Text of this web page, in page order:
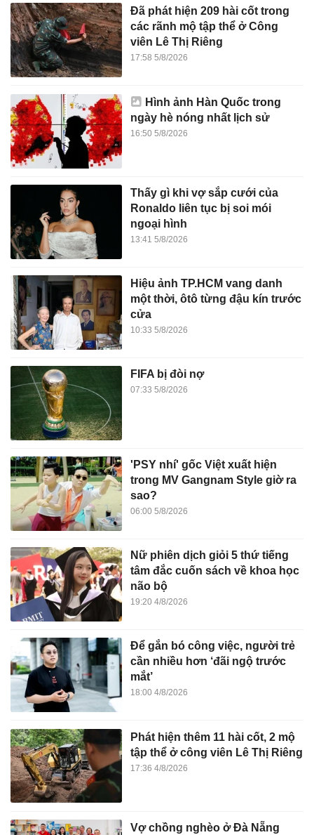
Đã phát hiện 209 hài cốt trong
các rãnh mộ tập thể ở Công
viên Lê Thị Riêng
17:58 5/8/2026
Hình ảnh Hàn Quốc trong
ngày hè nóng nhất lịch sử
16:50 5/8/2026
Thấy gì khi vợ sắp cưới của
Ronaldo liên tục bị soi mói
ngoại hình
13:41 5/8/2026
Hiệu ảnh TP.HCM vang danh
một thời, ôtô từng đậu kín trước
cửa
10:33 5/8/2026
FIFA bị đòi nợ
07:33 5/8/2026
'PSY nhí' gốc Việt xuất hiện
trong MV Gangnam Style giờ ra
sao?
06:00 5/8/2026
Nữ phiên dịch giỏi 5 thứ tiếng
tâm đắc cuốn sách về khoa học
não bộ
19:20 4/8/2026
Để gắn bó công việc, người trẻ
cần nhiều hơn ‘đãi ngộ trước
mắt’
18:00 4/8/2026
Phát hiện thêm 11 hài cốt, 2 mộ
tập thể ở công viên Lê Thị Riêng
17:36 4/8/2026
Vợ chồng nghèo ở Đà Nẵng